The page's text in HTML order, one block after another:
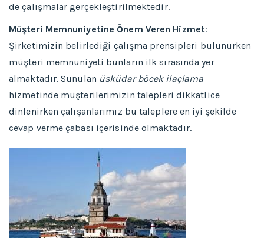
de çalışmalar gerçekleştirilmektedir.
Müşteri Memnuniyetine Önem Veren Hizmet:
Şirketimizin belirlediği çalışma prensipleri bulunurken
müşteri memnuniyeti bunların ilk sırasında yer
almaktadır. Sunulan üsküdar böcek ilaçlama
hizmetinde müşterilerimizin talepleri dikkatlice
dinlenirken çalışanlarımız bu taleplere en iyi şekilde
cevap verme çabası içerisinde olmaktadır.